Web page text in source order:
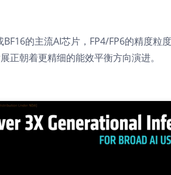
BF16的主流AI芯片，FP4/FP6的精度
正朝着更精细的能效平衡方向演进。